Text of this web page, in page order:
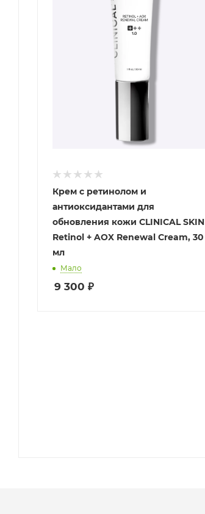
Крем с ретинолом и
антиоксидантами для
обновления кожи CLINICAL SKIN
Retinol + AOX Renewal Cream, 30
мл
Мало
9 300 ₽